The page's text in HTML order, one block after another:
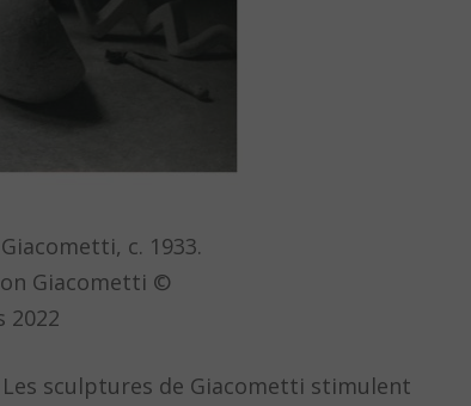
c. 1933.
Giacometti ©
2022
sculptures de Giacometti stimulent